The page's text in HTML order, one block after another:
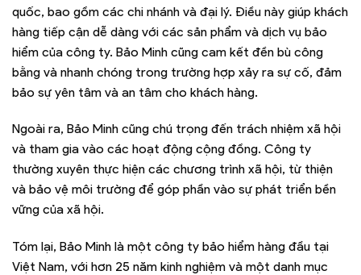
quốc, bao gồm các chi nhánh và đại lý. Điều này giúp khách
hàng tiếp cận dễ dàng với các sản phẩm và dịch vụ bảo
hiểm của công ty. Bảo Minh cũng cam kết đền bù công
bằng và nhanh chóng trong trường hợp xảy ra sự cố, đảm
bảo sự yên tâm và an tâm cho khách hàng.
Ngoài ra, Bảo Minh cũng chú trọng đến trách nhiệm xã hội
và tham gia vào các hoạt động cộng đồng. Công ty
thường xuyên thực hiện các chương trình xã hội, từ thiện
và bảo vệ môi trường để góp phần vào sự phát triển bền
vững của xã hội.
Tóm lại, Bảo Minh là một công ty bảo hiểm hàng đầu tại
Việt Nam, với hơn 25 năm kinh nghiệm và một danh mục